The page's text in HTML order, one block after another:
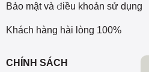
Bảo mật và điều khoản sử dụng
Khách hàng hài lòng 100%
CHÍNH SÁCH